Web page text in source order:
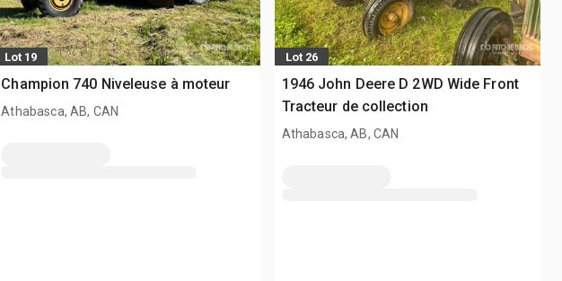
Lot 19
Champion 740 Niveleuse à moteur
Athabasca, AB, CAN
Lot 26
1946 John Deere D 2WD Wide Front
Tracteur de collection
Athabasca, AB, CAN